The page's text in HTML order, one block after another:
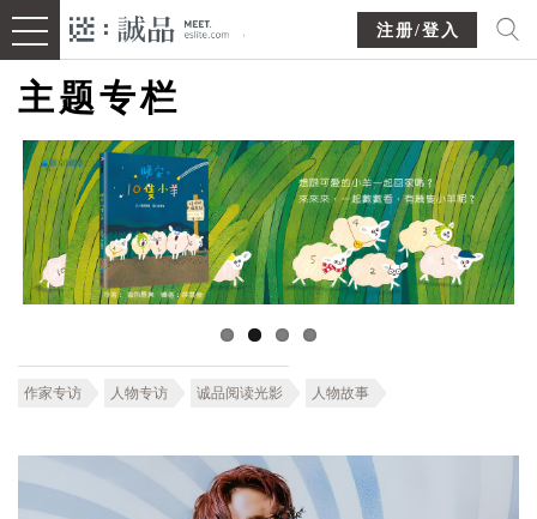
注册/登入
主题专栏
作家专访 人物专访 诚品阅读光影 人物故事